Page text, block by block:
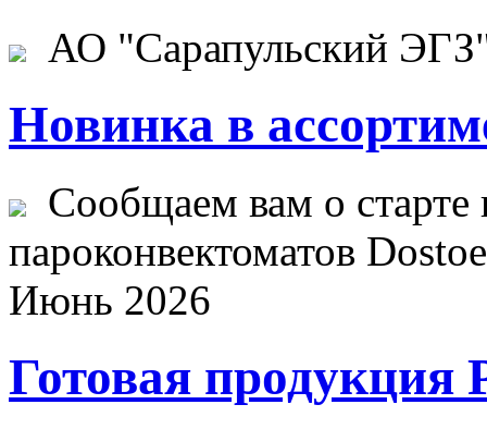
АО "Сарапульский
Новинка в
Сообщаем вам о старте
пароконвектоматов
Июнь 2026
Готовая продукция